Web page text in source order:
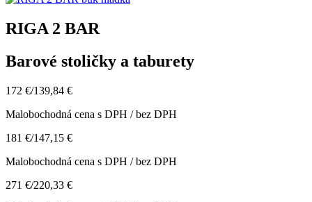
RIGA 2 BAR
Barové stoličky a taburety
172 €/139,84 €
Malobochodná cena s DPH / bez DPH
181 €/147,15 €
Malobochodná cena s DPH / bez DPH
271 €/220,33 €